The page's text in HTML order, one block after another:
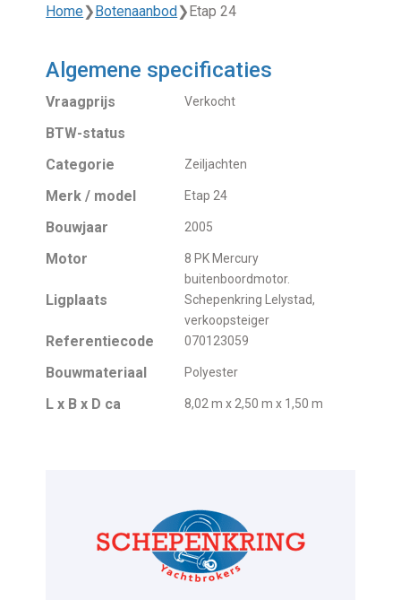
Home❯Botenaanbod❯Etap 24
Algemene specificaties
Vraagprijs Verkocht
BTW-status
Categorie
Zeiljachten
Merk / model Etap 24
Bouwjaar 2005
Motor
8 PK Mercury
buitenboordmotor.
Ligplaats
Schepenkring Lelystad,
verkoopsteiger
Referentiecode 070123059
Bouwmateriaal Polyester
L x B x D ca 8,02 m x 2,50 m x 1,50 m